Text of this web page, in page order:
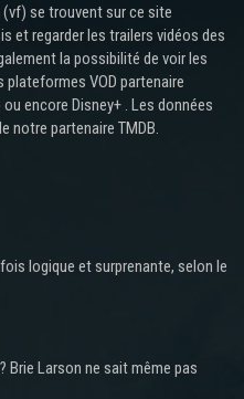
se trouvent sur ce site
et regarder les trailers vidéos des
la possibilité de voir les
plateformes VOD partenaire
encore Disney+ . Les données
notre partenaire TMDB.
logique et surprenante, selon le
Brie Larson ne sait même pas